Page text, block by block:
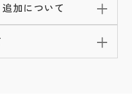
加について